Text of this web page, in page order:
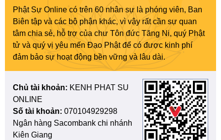
Phật Sự Online có trên 60 nhân sự là phóng viên, Ban
Biên tập và các bộ phận khác, vì vậy rất cần sự quan
tâm chia sẻ, hỗ trợ của chư Tôn đức Tăng Ni, quý Phật
tử và quý vị yêu mến Đạo Phật để có được kinh phí
đảm bảo sự hoạt động bền vững và lâu dài.
Chủ tài khoản: KENH PHAT SU
ONLINE
Số tài khoản: 070104929298
Ngân hàng Sacombank chi nhánh
Kiên Giang